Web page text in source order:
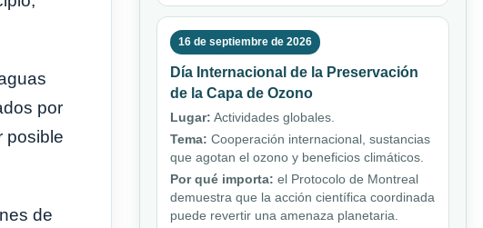
por
posible
de
16 de septiembre de 2026
Día Internacional de la Preservación
de la Capa de Ozono
Lugar: Actividades globales.
Tema: Cooperación internacional, sustancias
que agotan el ozono y beneficios climáticos.
Por qué importa: el Protocolo de Montreal
demuestra que la acción científica coordinada
puede revertir una amenaza planetaria.